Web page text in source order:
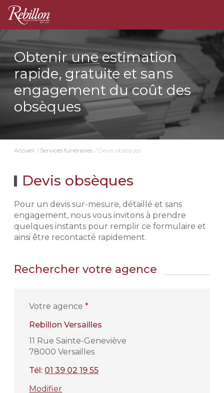
Obtenir une estimation
rapide, gratuite et sans
engagement du coût des
obsèques
Accueil Services funéraires Devis obsèques
Devis obsèques
Pour un devis sur-mesure, détaillé et sans
engagement, nous vous invitons à prendre
quelques instants pour remplir ce formulaire et
ainsi être recontacté rapidement.
Rechercher votre agence
Votre agence*
Rebillon Versailles
11 Rue Sainte-Geneviève
78000 Versailles
Tél: 01 39 02 19 55
Modifier